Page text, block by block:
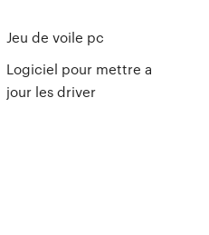
Jeu de voile pc
Logiciel pour mettre a
jour les driver